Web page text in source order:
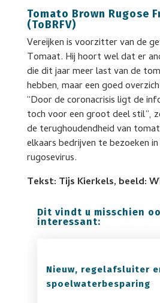
Tomato Brown Rugose
(ToBRFV)
Vereijken is voorzitter van de
Tomaat. Hij hoort wel dat er
die dit jaar meer last van de
hebben, maar een goed
“Door de coronacrisis ligt de
toch voor een groot deel stil”,
de terughoudendheid van
elkaars bedrijven te bezoeken
rugosevirus.
Tekst: Tijs Kierkels, beeld:
Dit vindt u misschien
interessant:
Nieuw, regelafsluiter
spoelwaterbesparing